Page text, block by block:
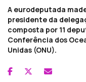
A eurodeputada
presidente da
composta por 11
Conferência dos
Unidas (ONU).